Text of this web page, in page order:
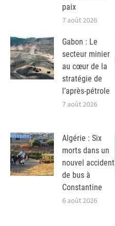
paix
7 août 2026
Gabon : Le
secteur minier
au cœur de la
stratégie de
l’après-pétrole
7 août 2026
Algérie : Six
morts dans un
nouvel accident
de bus à
Constantine
6 août 2026